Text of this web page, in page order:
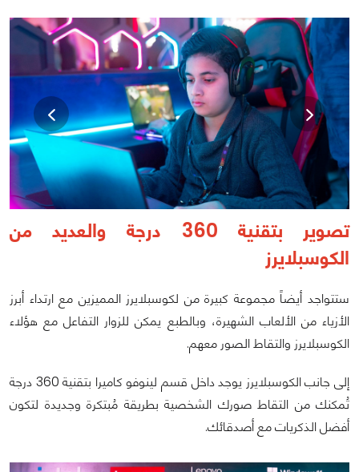
تصوير بتقنية 360 درجة والعديد من
الكوسبلايرز
ستتواجد أيضاً مجموعة كبيرة من لكوسبلايرز المميزين مع ارتداء أبرز
الأزياء من الألعاب الشهيرة، وبالطبع يمكن للزوار التفاعل مع هؤلاء
الكوسبلايرز والتقاط الصور معهم.
إلى جانب الكوسبلايرز يوجد داخل قسم لينوفو كاميرا بتقنية 360 درجة
تُمكنك من التقاط صورك الشخصية بطريقة مُبتكرة وجديدة لتكون
أفضل الذكريات مع أصدقائك.